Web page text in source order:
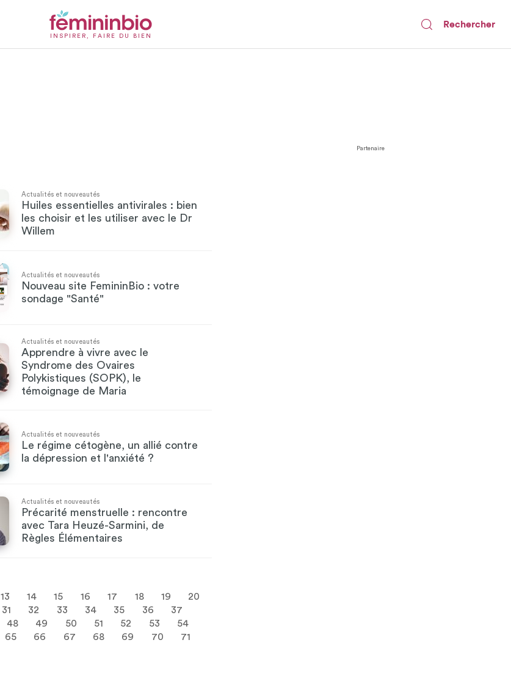
INSPIRER, FAIRE DU BIEN
Rechercher
Partenaire
Actualités et nouveautés
Huiles essentielles antivirales : bien
les choisir et les utiliser avec le Dr
Willem
Actualités et nouveautés
Nouveau site FemininBio : votre
sondage "Santé"
Actualités et nouveautés
Apprendre à vivre avec le
Syndrome des Ovaires
Polykistiques (SOPK), le
témoignage de Maria
Actualités et nouveautés
Le régime cétogène, un allié contre
la dépression et l'anxiété ?
Actualités et nouveautés
Précarité menstruelle : rencontre
avec Tara Heuzé-Sarmini, de
Règles Élémentaires
13 14 15 16 17 18 19
20
31 32 33 34 35 36
37
48 49 50 51 52 53
54
65 66 67 68 69 70
71